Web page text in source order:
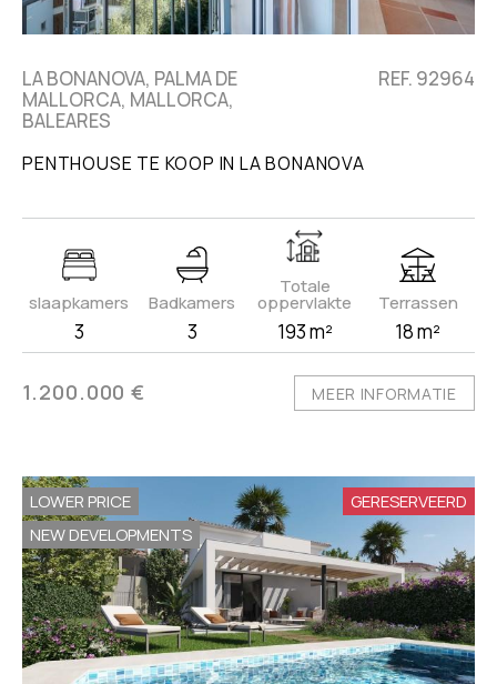
LA BONANOVA, PALMA DE
MALLORCA, MALLORCA,
BALEARES
REF. 92964
PENTHOUSE TE KOOP IN LA BONANOVA
slaapkamers
3
Badkamers
3
Totale
oppervlakte
193 m²
Terrassen
18 m²
1.200.000 € MEER INFORMATIE
LOWER PRICE
NEW DEVELOPMENTS
GERESERVEERD